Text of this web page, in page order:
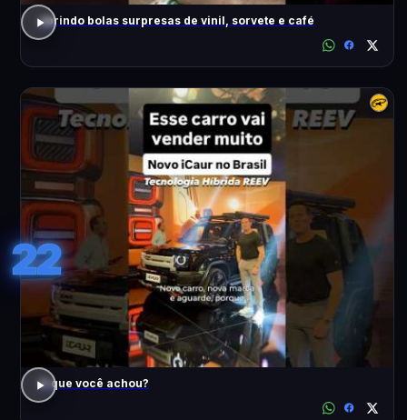
abrindo bolas surpresas de vinil, sorvete e café
22
O que você achou?